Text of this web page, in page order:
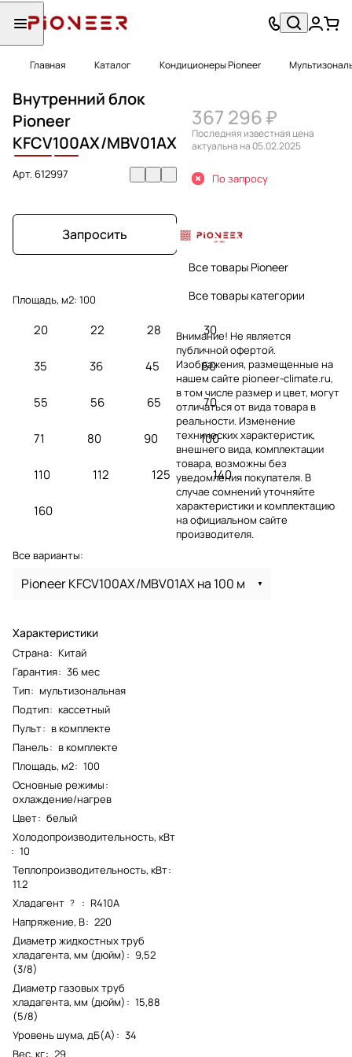
Главная Каталог Кондиционеры Pioneer
Внутренний блок
Pioneer
KFCV100AX/MBV01AX
Арт.612997
Запросить
Площадь, м2: 100
20 22 28 30
35 36 45 50
55 56 65 70
71 80 90 100
110 112 125 140
160
Все варианты:
Pioneer KFCV100AX/MBV01AX на 100 м
Характеристики
Страна: Китай
Гарантия: 36 мес
Тип: мультизональная
Подтип: кассетный
Пульт: в комплекте
Панель: в комплекте
Площадь, м2: 100
Основные режимы:
охлаждение/нагрев
Цвет: белый
Холодопроизводительность, кВт
: 10
Теплопроизводительность, кВт:
11.2
Хладагент ? : R410A
Напряжение, В: 220
Диаметр жидкостных труб
хладагента, мм (дюйм) : 9,52
(3/8)
Диаметр газовых труб
хладагента, мм (дюйм) : 15,88
(5/8)
Уровень шума, дБ(А) : 34
Вес, кг: 29
367 296 ₽
Последняя известная цена
актуальна на 05.02.2025
По запросу
Все товары Pioneer
Все товары категории
Внимание! Не является
публичной офертой.
Изображения, размещенные на
нашем сайте pioneer-climate.ru,
в том числе размер и цвет, могут
отличаться от вида товара в
реальности. Изменение
технических характеристик,
внешнего вида, комплектации
товара, возможны без
уведомления покупателя. В
случае сомнений уточняйте
характеристики и комплектацию
на официальном сайте
производителя.